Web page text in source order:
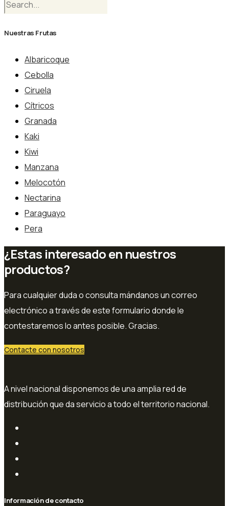
Nuestras Frutas
Albaricoque
Cebolla
Ciruela
Cítricos
Granada
Kaki
Kiwi
Manzana
Melocotón
Nectarina
Paraguayo
Pera
¿Estas interesado en nuestros
productos?
Para cualquier duda o consulta mándanos un correo
electrónico a través de este formulario donde le
contestaremos lo antes posible. Gracias.
Contacte con nosotros
A nivel nacional disponemos de una amplia red de
distribución que da servicio a todo el territorio nacional.
Información de contacto